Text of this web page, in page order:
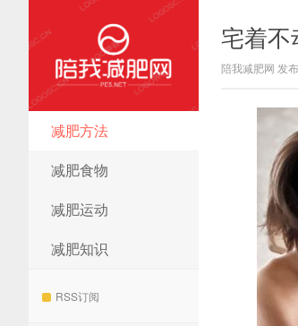
陪我减肥网
减肥方法
减肥食物
减肥运动
减肥知识
RSS订阅
宅着
陪我减肥网 发